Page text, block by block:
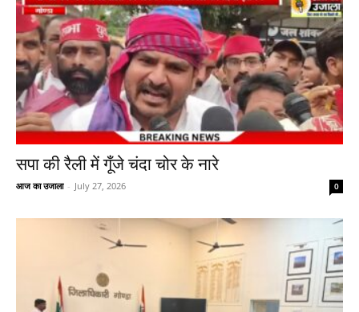
सपा की रैली में गूँजे चंदा चोर के नारे
आज का उजाला - July 27, 2026 0